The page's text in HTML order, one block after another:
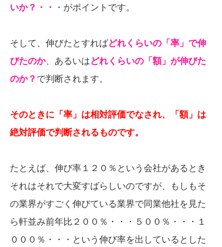
いか？・・
・がポイントです。
そして、伸びたとすればどれくらいの「率」で伸
びたのか、あるいはどれくらいの「額」が伸びた
のか？ で判断されます。
そのときに「率」は相対評価でなされ、「額」は
絶対評価で判断されるものです。
たとえば、伸び率１２０％という会社があるとき
それはそれで大変すばらしいのですが、もしもそ
の業界がすごく伸びている業界で同業他社を見た
ら軒並み前年比２００％・・・５００％・・・１
０００％・・・という伸び率を出しているとした